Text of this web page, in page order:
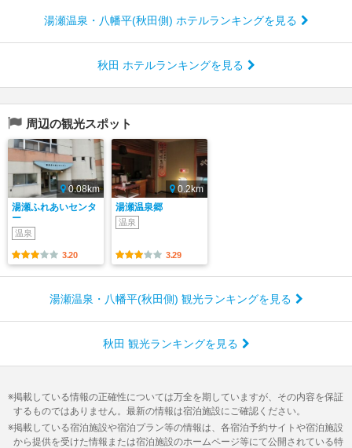
湯瀬温泉・八幡平(秋田側) ホテルランキングを見る
秋田 ホテルランキングを見る
周辺の観光スポット
0.08km
湯瀬ふれあいセンタ
ー
温泉
3.20
0.2km
湯瀬温泉郷
温泉
3.29
湯瀬温泉・八幡平(秋田側) 観光ランキングを見る
秋田 観光ランキングを見る
掲載している情報の正確性については万全を期していますが、その内容を保証
するものではありません。最新の情報は宿泊施設にご確認ください。
掲載している宿泊施設や宿泊プラン等の情報は、各宿泊予約サイトや宿泊施設
から提供を受けた情報または宿泊施設のホームページ等にて公開されている特